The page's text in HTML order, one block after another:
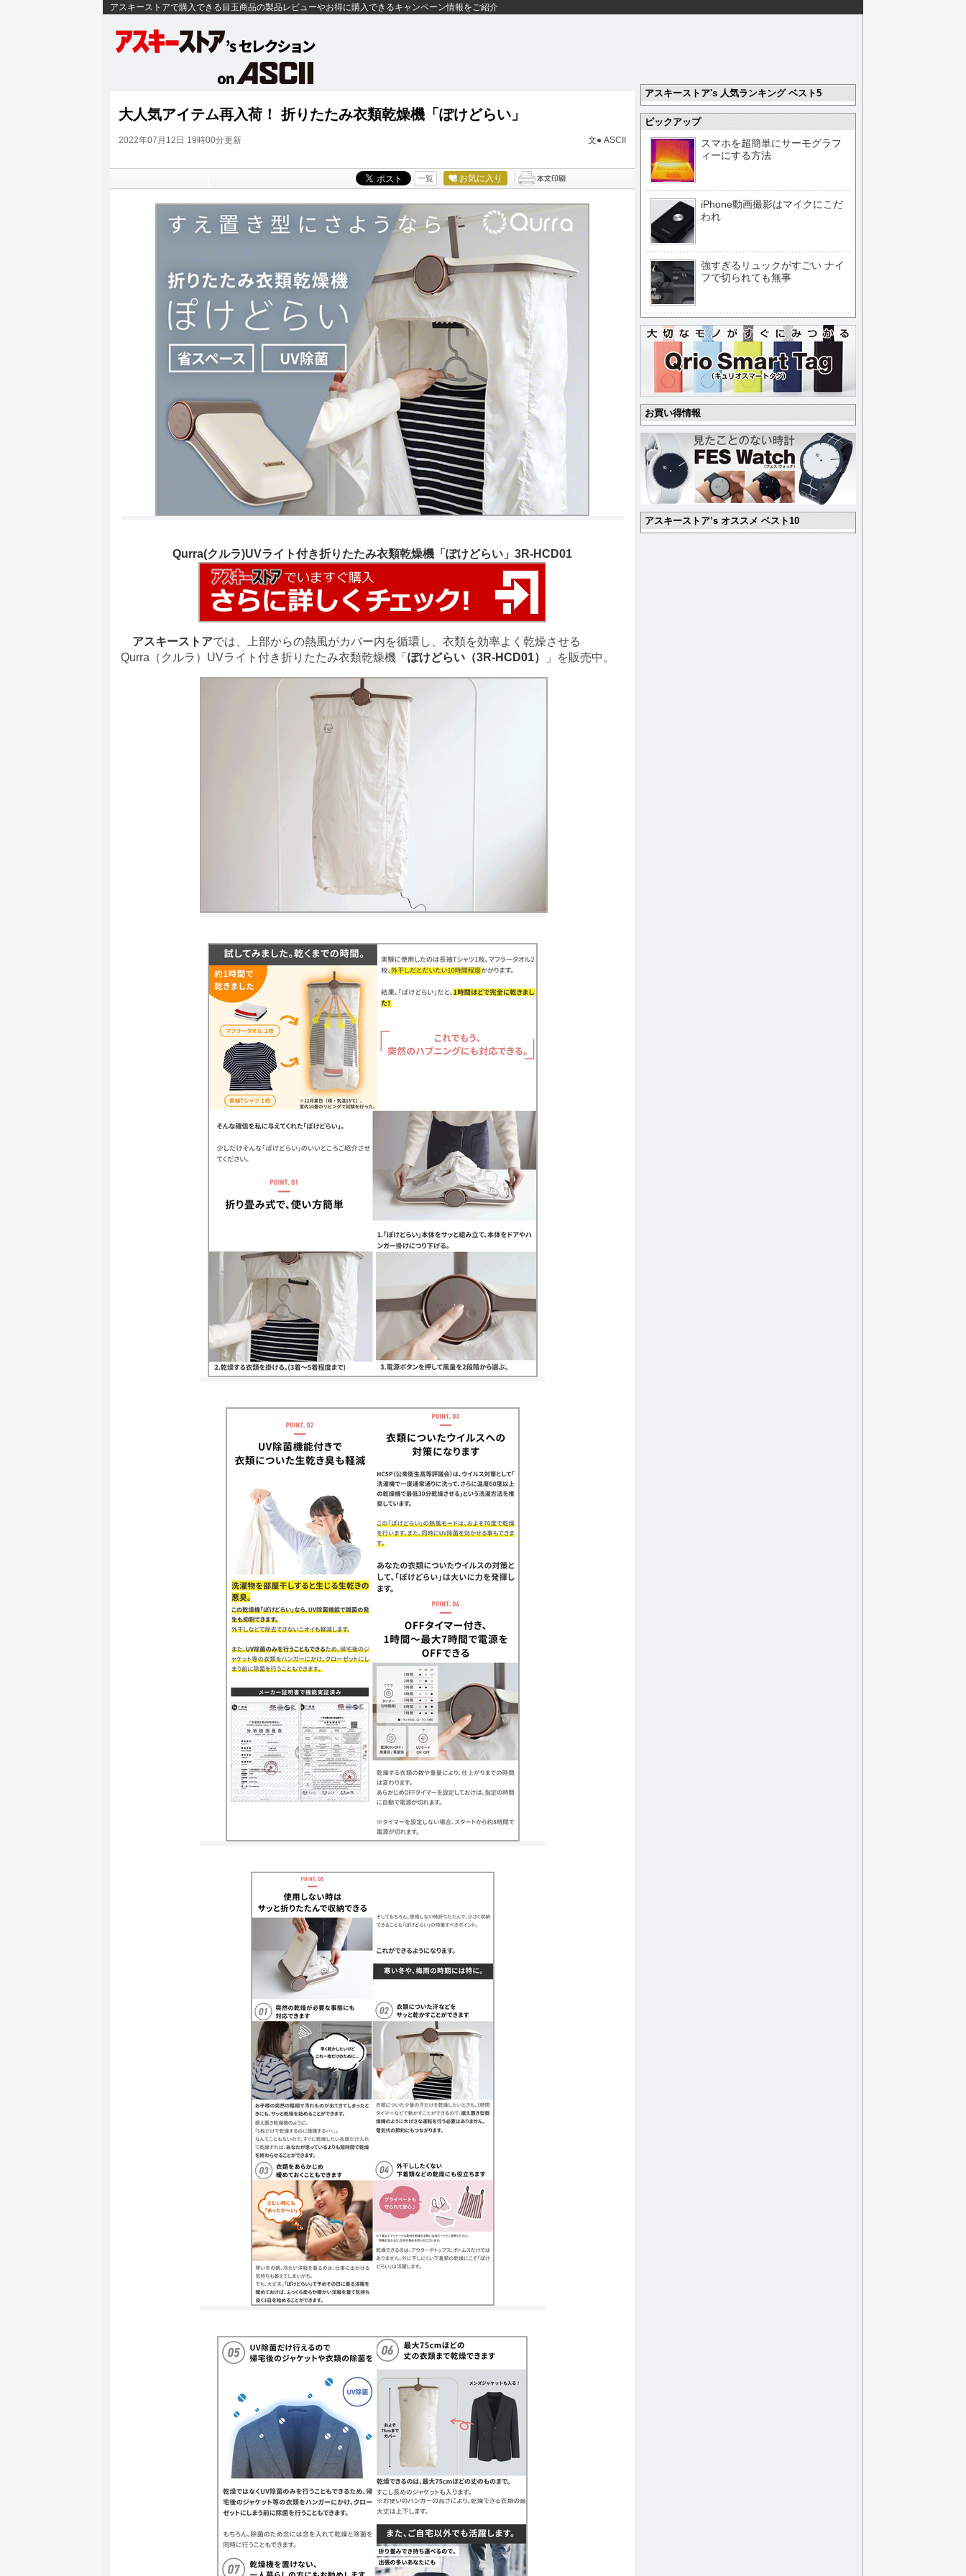
アスキーストアで購入できる目玉商品の製品レビューやお得に購入できるキャンペーン情報をご紹介
大人気アイテム再入荷！ 折りたたみ衣類乾燥機「ぽけどらい」
2022年07月12日 19時00分更新 文● ASCII
一覧 お気に入り
Qurra(クルラ)UVライト付き折りたたみ衣類乾燥機「ぽけどらい」3R-HCD01
アスキーストアでは、上部からの熱風がカバー内を循環し、衣類を効率よく乾燥させる
Qurra（クルラ）UVライト付き折りたたみ衣類乾燥機「 ぽけどらい（3R-HCD01） 」を販売中。
アスキーストア's 人気ランキング ベスト5
ピックアップ
スマホを超簡単にサーモグラフ
ィーにする方法
iPhone動画撮影はマイクにこだ
われ
強すぎるリュックがすごい ナイ
フで切られても無事
お買い得情報
アスキーストア’s オススメ ベスト10